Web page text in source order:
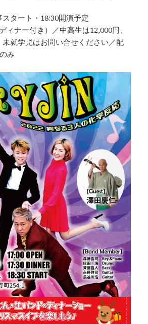
タート・18:30開演予定
ィナー付き）／中高生は12,000円、
未就学児はお問い合せください／配
み